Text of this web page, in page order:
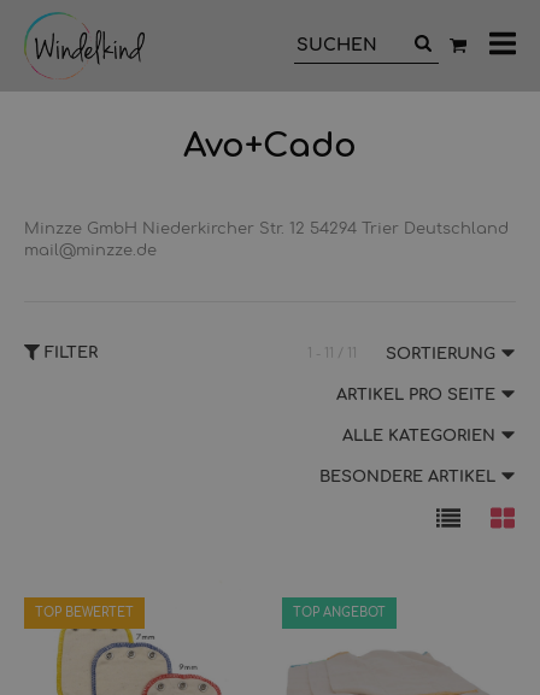
Avo+Cado
Minzze GmbH Niederkircher Str. 12 54294 Trier Deutschland
mail@minzze.de
FILTER 1 - 11 / 11 SORTIERUNG
ARTIKEL PRO SEITE
ALLE KATEGORIEN
BESONDERE ARTIKEL
TOP BEWERTET TOP ANGEBOT